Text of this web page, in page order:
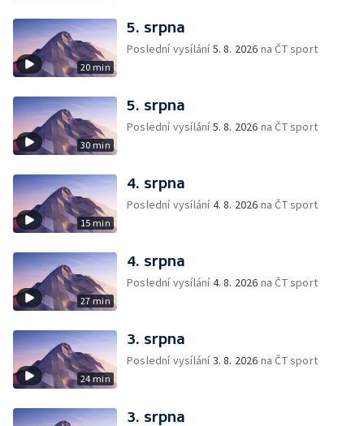
20 min
5. srpna
Poslední vysílání5. 8. 2026 na ČT sport
30 min
5. srpna
Poslední vysílání5. 8. 2026 na ČT sport
15 min
4. srpna
Poslední vysílání4. 8. 2026 na ČT sport
27 min
4. srpna
Poslední vysílání4. 8. 2026 na ČT sport
24 min
3. srpna
Poslední vysílání3. 8. 2026 na ČT sport
3. srpna